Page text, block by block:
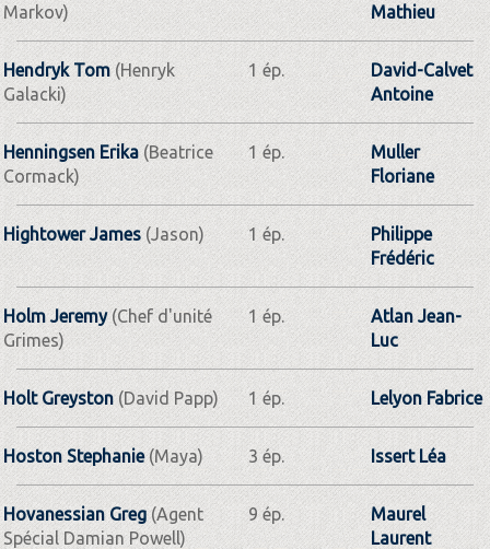
Markov)
Mathieu
Hendryk Tom(Henryk
Galacki)
1 ép.
David-Calvet
Antoine
Henningsen Erika(Beatrice
Cormack)
1 ép.
Muller
Floriane
Hightower James (Jason) 1 ép.
Philippe
Frédéric
Holm Jeremy(Chef d'unité
Grimes)
1 ép.
Atlan Jean-
Luc
Holt Greyston(David Papp) 1 ép. Lelyon Fabrice
Hoston Stephanie(Maya) 3 ép. Issert Léa
Hovanessian Greg(Agent
Spécial Damian Powell)
9 ép.
Maurel
Laurent